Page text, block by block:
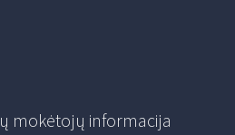
mokėtojų informacija